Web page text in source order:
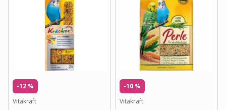
-12 %
Vitakraft
-10 %
Vitakraft